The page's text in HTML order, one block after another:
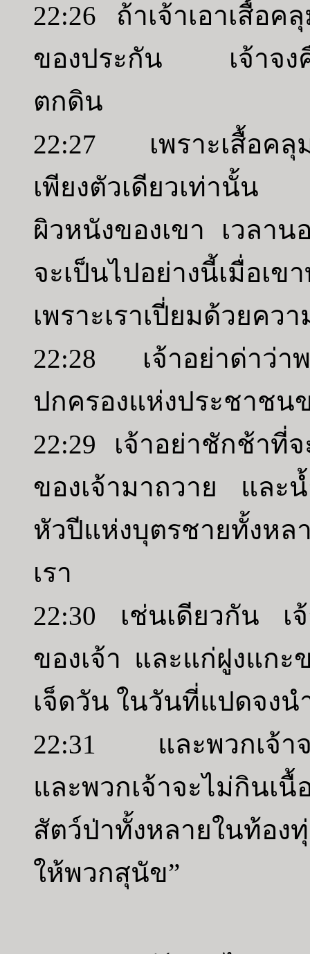
22:26 ถ้าเจ้าเอาเสื้อค
ของประกัน เจ้าจงคื
ตกดิน
22:27 เพราะเสื้อคลุม
เพียงตัวเดียวเท่านั้
ผิวหนังของเขา เวลาน
จะเป็นไปอย่างนี้เมื่อเ
เพราะเราเปี่ยมด้วยคว
22:28 เจ้าอย่าด่าว่
ปกครองแห่งประชาชน
22:29 เจ้าอย่าชักช้าที่
ของเจ้ามาถวาย และ
หัวปีแห่งบุตรชายทั้งหล
เรา
22:30 เช่นเดียวกัน เ
ของเจ้า และแก่ฝูงแก
เจ็ดวัน ในวันที่แปดจง
22:31 และพวกเจ้าจ
และพวกเจ้าจะไม่กินเ
สัตว์ป่าทั้งหลายในท้อง
ให้พวกสุนัข”